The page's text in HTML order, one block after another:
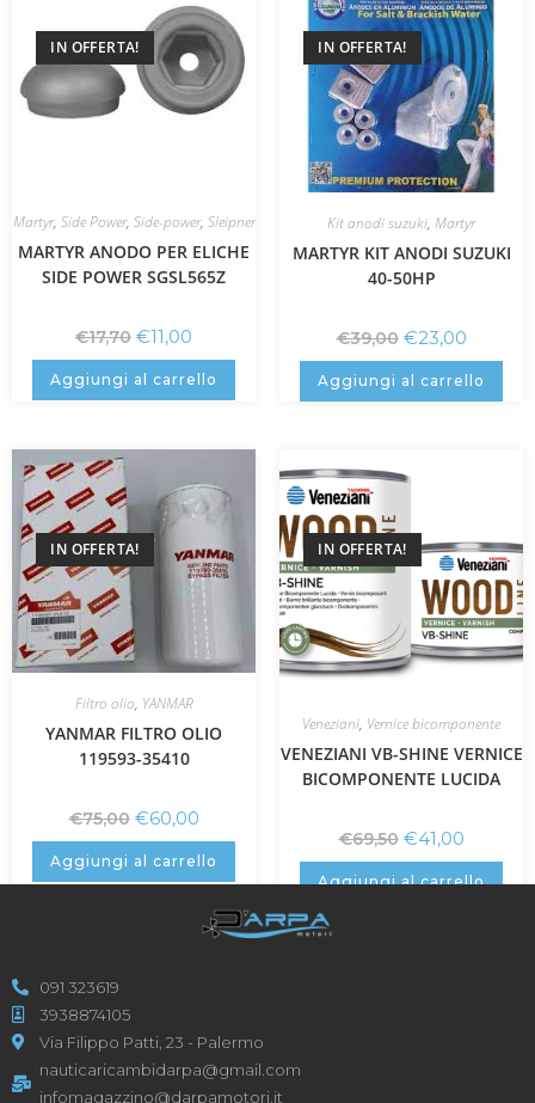
IN OFFERTA!
Martyr, Side Power, Side-power, Sleipner
MARTYR ANODO PER ELICHE
SIDE POWER SGSL565Z
€17,70 €11,00
Aggiungi al carrello
IN OFFERTA!
Kit anodi suzuki, Martyr
MARTYR KIT ANODI SUZUKI
40-50HP
€39,00 €23,00
Aggiungi al carrello
IN OFFERTA!
Filtro olio, YANMAR
YANMAR FILTRO OLIO
119593-35410
€75,00 €60,00
Aggiungi al carrello
IN OFFERTA!
Veneziani, Vernice bicomponente
VENEZIANI VB-SHINE VERNICE
BICOMPONENTE LUCIDA
€69,50 €41,00
Aggiungi al carrello
091 323619
3938874105
Via Filippo Patti, 23 - Palermo
nauticaricambidarpa@gmail.com
infomagazzino@darpamotori.it